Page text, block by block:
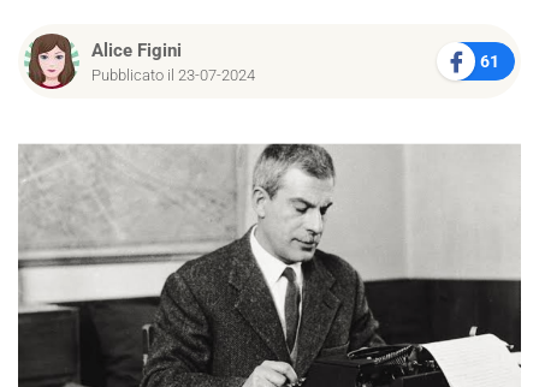
Alice Figini
Pubblicato il 23-07-2024
61